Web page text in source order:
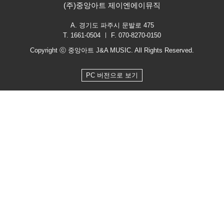
(주)중앙아트 제이엔에이뮤직
A. 경기도 파주시 문발로 475
T. 1661-0504 ㅣ F. 070-8270-0150
Copyright ⓒ 중앙아트 J&A MUSIC. All Rights Reserved.
PC 버전으로 보기